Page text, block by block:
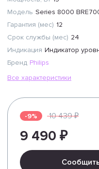
Модель Series 8000
Гарантия (мес) 12
Срок службы (мес) 24
Индикация Индикатор
Бренд Philips
Все характеристики
-9% 10 439 ₽
9 490 ₽